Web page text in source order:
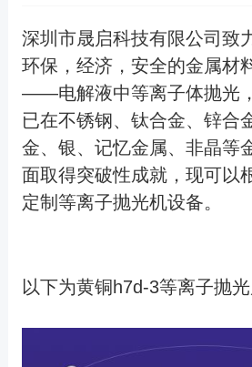
深圳市晟启科技有限公司致
环保，经济，安全的金属材
——电解液中等离子体抛光
已在不锈钢、钛合金、锌合
金、银、记忆金属、非晶等
面取得突破性成就，现可以
定制等离子抛光机设备。
以下为黄铜h7d-3等离子抛光